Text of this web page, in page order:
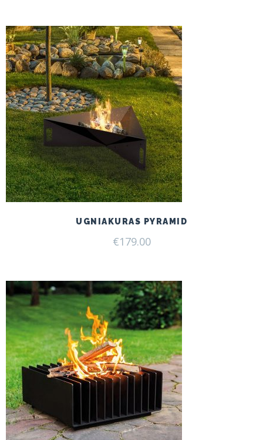
UGNIAKURAS PYRAMID
€179.00